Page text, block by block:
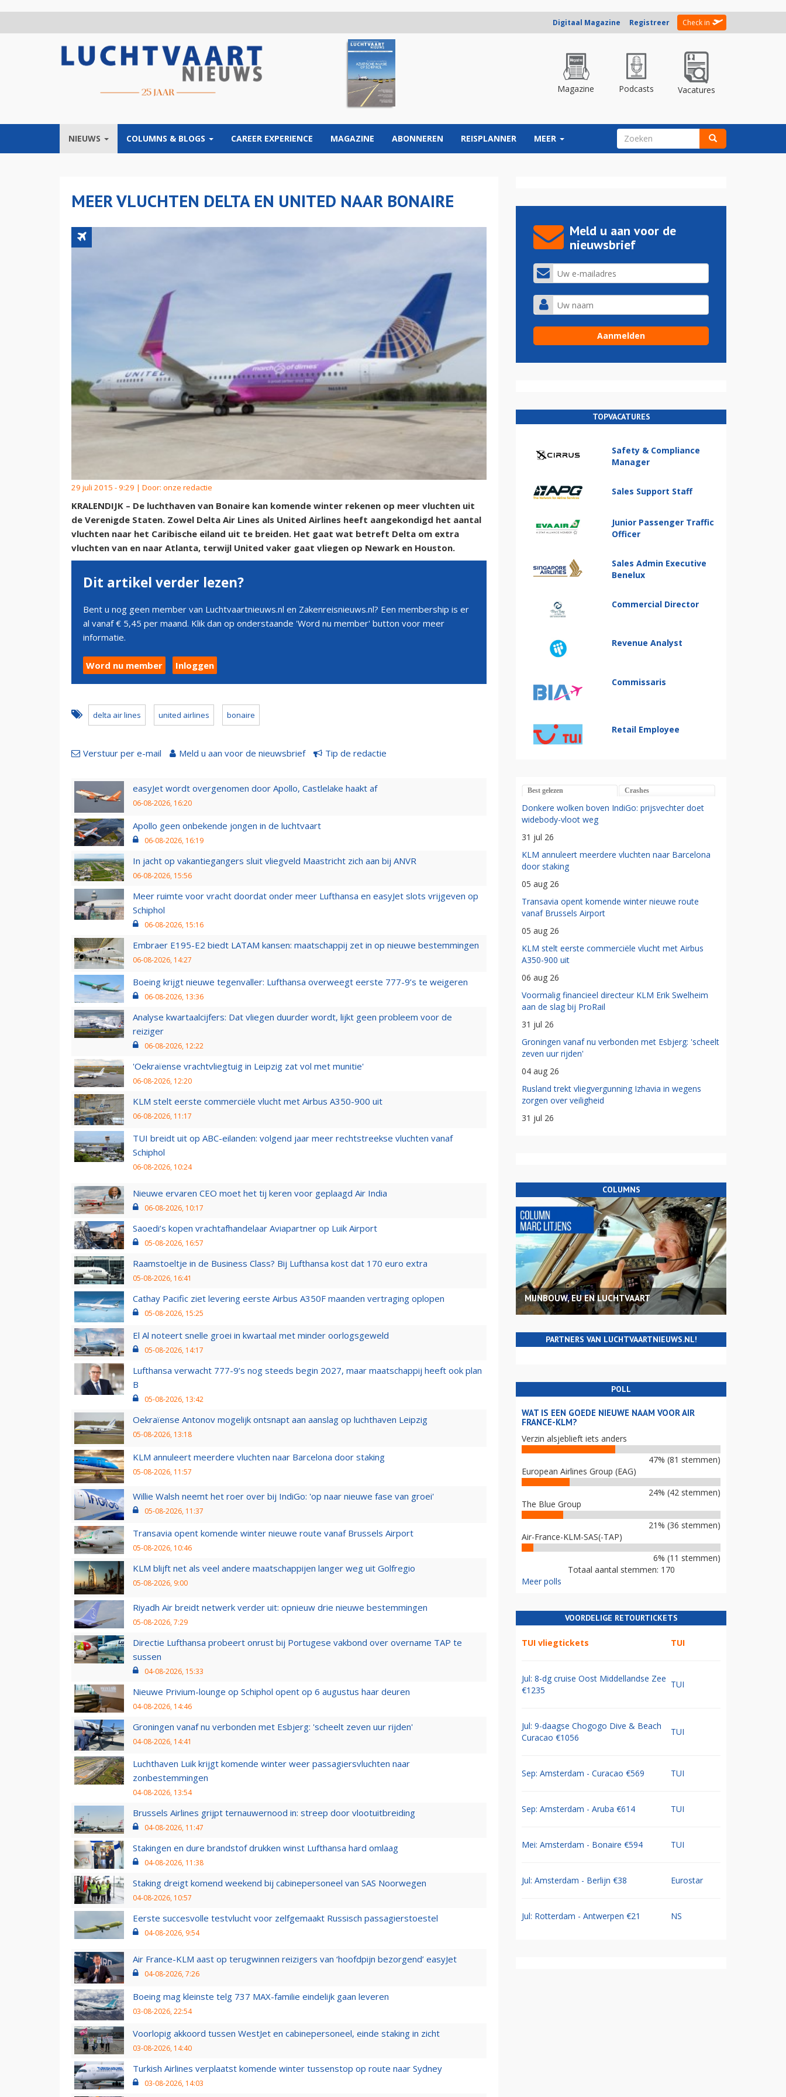
Digitaal Magazine Registreer Check in
Magazine Podcasts Vacatures
NIEUWS COLUMNS & BLOGS CAREER EXPERIENCE MAGAZINE ABONNEREN REISPLANNER MEER ZOEKVELD
MEER VLUCHTEN DELTA EN UNITED NAAR BONAIRE
29 juli 2015 - 9:29 | Door: onze redactie
KRALENDIJK – De luchthaven van Bonaire kan komende winter rekenen op meer vluchten uit
de Verenigde Staten. Zowel Delta Air Lines als United Airlines heeft aangekondigd het aantal
vluchten naar het Caribische eiland uit te breiden. Het gaat wat betreft Delta om extra
vluchten van en naar Atlanta, terwijl United vaker gaat vliegen op Newark en Houston.
Dit artikel verder lezen?
Bent u nog geen member van Luchtvaartnieuws.nl en Zakenreisnieuws.nl? Een membership is er
al vanaf € 5,45 per maand. Klik dan op onderstaande 'Word nu member' button voor meer
informatie.
Word nu member Inloggen
delta air lines united airlines bonaire
Verstuur per e-mail Meld u aan voor de nieuwsbrief Tip de redactie
easyJet wordt overgenomen door Apollo, Castlelake haakt af
06-08-2026, 16:20
Apollo geen onbekende jongen in de luchtvaart
06-08-2026, 16:19
In jacht op vakantiegangers sluit vliegveld Maastricht zich aan bij ANVR
06-08-2026, 15:56
Meer ruimte voor vracht doordat onder meer Lufthansa en easyJet slots vrijgeven op
Schiphol
06-08-2026, 15:16
Embraer E195-E2 biedt LATAM kansen: maatschappij zet in op nieuwe bestemmingen
06-08-2026, 14:27
Boeing krijgt nieuwe tegenvaller: Lufthansa overweegt eerste 777-9’s te weigeren
06-08-2026, 13:36
Analyse kwartaalcijfers: Dat vliegen duurder wordt, lijkt geen probleem voor de
reiziger
06-08-2026, 12:22
'Oekraïense vrachtvliegtuig in Leipzig zat vol met munitie'
06-08-2026, 12:20
KLM stelt eerste commerciële vlucht met Airbus A350-900 uit
06-08-2026, 11:17
TUI breidt uit op ABC-eilanden: volgend jaar meer rechtstreekse vluchten vanaf
Schiphol
06-08-2026, 10:24
Nieuwe ervaren CEO moet het tij keren voor geplaagd Air India
06-08-2026, 10:17
Saoedi’s kopen vrachtafhandelaar Aviapartner op Luik Airport
05-08-2026, 16:57
Raamstoeltje in de Business Class? Bij Lufthansa kost dat 170 euro extra
05-08-2026, 16:41
Cathay Pacific ziet levering eerste Airbus A350F maanden vertraging oplopen
05-08-2026, 15:25
El Al noteert snelle groei in kwartaal met minder oorlogsgeweld
05-08-2026, 14:17
Lufthansa verwacht 777-9’s nog steeds begin 2027, maar maatschappij heeft ook plan
B
05-08-2026, 13:42
Oekraïense Antonov mogelijk ontsnapt aan aanslag op luchthaven Leipzig
05-08-2026, 13:18
KLM annuleert meerdere vluchten naar Barcelona door staking
05-08-2026, 11:57
Willie Walsh neemt het roer over bij IndiGo: 'op naar nieuwe fase van groei'
05-08-2026, 11:37
Transavia opent komende winter nieuwe route vanaf Brussels Airport
05-08-2026, 10:46
KLM blijft net als veel andere maatschappijen langer weg uit Golfregio
05-08-2026, 9:00
Riyadh Air breidt netwerk verder uit: opnieuw drie nieuwe bestemmingen
05-08-2026, 7:29
Directie Lufthansa probeert onrust bij Portugese vakbond over overname TAP te
sussen
04-08-2026, 15:33
Nieuwe Privium-lounge op Schiphol opent op 6 augustus haar deuren
04-08-2026, 14:46
Groningen vanaf nu verbonden met Esbjerg: 'scheelt zeven uur rijden'
04-08-2026, 14:41
Luchthaven Luik krijgt komende winter weer passagiersvluchten naar
zonbestemmingen
04-08-2026, 13:54
Brussels Airlines grijpt ternauwernood in: streep door vlootuitbreiding
04-08-2026, 11:47
Stakingen en dure brandstof drukken winst Lufthansa hard omlaag
04-08-2026, 11:38
Staking dreigt komend weekend bij cabinepersoneel van SAS Noorwegen
04-08-2026, 10:57
Eerste succesvolle testvlucht voor zelfgemaakt Russisch passagierstoestel
04-08-2026, 9:54
Air France-KLM aast op terugwinnen reizigers van ‘hoofdpijn bezorgend’ easyJet
04-08-2026, 7:26
Boeing mag kleinste telg 737 MAX-familie eindelijk gaan leveren
03-08-2026, 22:54
Voorlopig akkoord tussen WestJet en cabinepersoneel, einde staking in zicht
03-08-2026, 14:40
Turkish Airlines verplaatst komende winter tussenstop op route naar Sydney
03-08-2026, 14:03
Meld u aan voor de
nieuwsbrief
TOPVACATURES
Safety & Compliance
Manager
Sales Support Staff
Junior Passenger Traffic
Officer
Sales Admin Executive
Benelux
Commercial Director
Revenue Analyst
Commissaris
Retail Employee
Best gelezen Crashes
Donkere wolken boven IndiGo: prijsvechter doet
widebody-vloot weg
31 jul 26
KLM annuleert meerdere vluchten naar Barcelona
door staking
05 aug 26
Transavia opent komende winter nieuwe route
vanaf Brussels Airport
05 aug 26
KLM stelt eerste commerciële vlucht met Airbus
A350-900 uit
06 aug 26
Voormalig financieel directeur KLM Erik Swelheim
aan de slag bij ProRail
31 jul 26
Groningen vanaf nu verbonden met Esbjerg: 'scheelt
zeven uur rijden'
04 aug 26
Rusland trekt vliegvergunning Izhavia in wegens
zorgen over veiligheid
31 jul 26
COLUMNS
MIJNBOUW, EU EN LUCHTVAART
PARTNERS VAN LUCHTVAARTNIEUWS.NL!
POLL
WAT IS EEN GOEDE NIEUWE NAAM VOOR AIR
FRANCE-KLM?
Verzin alsjeblieft iets anders
47% (81 stemmen)
European Airlines Group (EAG)
24% (42 stemmen)
The Blue Group
21% (36 stemmen)
Air-France-KLM-SAS(-TAP)
6% (11 stemmen)
Totaal aantal stemmen: 170
Meer polls
VOORDELIGE RETOURTICKETS
TUI vliegtickets TUI
Jul: 8-dg cruise Oost Middellandse Zee
€1235
TUI
Jul: 9-daagse Chogogo Dive & Beach
Curacao €1056
TUI
Sep: Amsterdam - Curacao €569 TUI
Sep: Amsterdam - Aruba €614 TUI
Mei: Amsterdam - Bonaire €594 TUI
Jul: Amsterdam - Berlijn €38 Eurostar
Jul: Rotterdam - Antwerpen €21 NS